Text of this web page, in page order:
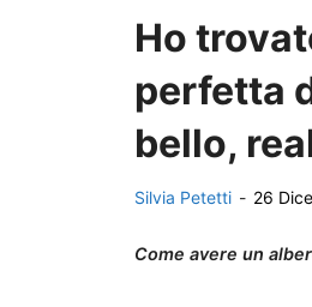
Ho
perfetta
bello,
Silvia Petetti - 26
Come avere un